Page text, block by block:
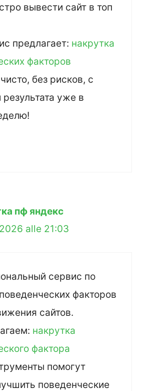
вывести сайт в топ
предлагает: накрутка
факторов
без рисков, с
результата уже в
пф яндекс
alle 21:03
сервис по
факторов
сайтов.
накрутка
фактора
помогут
поведенческие